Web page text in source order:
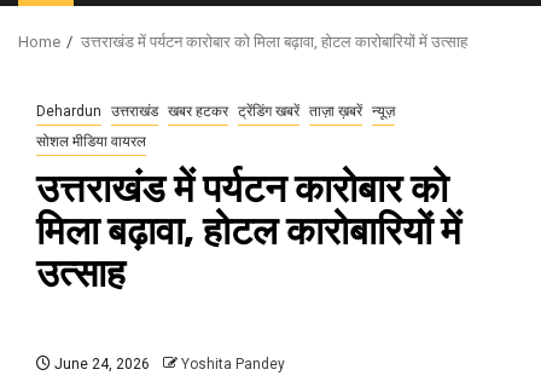
Menu
Home उत्तराखंड में पर्यटन कारोबार को मिला बढ़ावा, होटल कारोबारियों में उत्साह
Dehardun उत्तराखंड खबर हटकर ट्रेंडिंग खबरें ताज़ा ख़बरें न्यूज़
सोशल मीडिया वायरल
उत्तराखंड में पर्यटन कारोबार को
मिला बढ़ावा, होटल कारोबारियों में
उत्साह
June 24, 2026 Yoshita Pandey